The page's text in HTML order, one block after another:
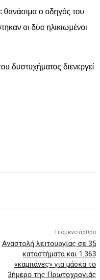
θανάσιμα ο οδηγός του
οι δύο ηλικιωμένοι
δυστυχήματος διενεργεί
Επόμενο άρθρο
Αναστολή λειτουργίας σε 35
καταστήματα και 1.363
«καμπάνες» για μάσκα το
3ήμερο της Πρωτοχρονιάς